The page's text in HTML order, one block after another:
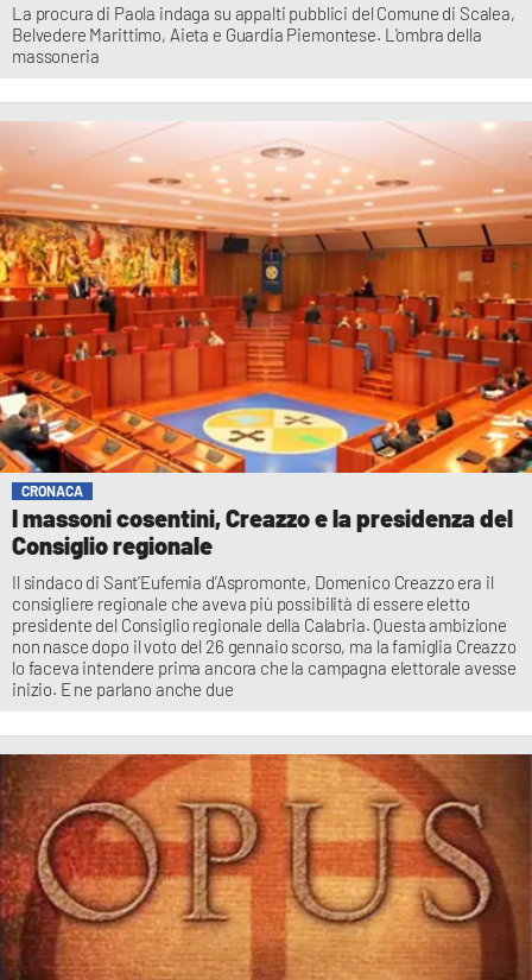
La procura di Paola indaga su appalti pubblici del Comune di Scalea,
Belvedere Marittimo, Aieta e Guardia Piemontese. L'ombra della
massoneria
CRONACA
I massoni cosentini, Creazzo e la presidenza del
Consiglio regionale
Il sindaco di Sant’Eufemia d’Aspromonte, Domenico Creazzo era il
consigliere regionale che aveva più possibilità di essere eletto
presidente del Consiglio regionale della Calabria. Questa ambizione
non nasce dopo il voto del 26 gennaio scorso, ma la famiglia Creazzo
lo faceva intendere prima ancora che la campagna elettorale avesse
inizio. E ne parlano anche due